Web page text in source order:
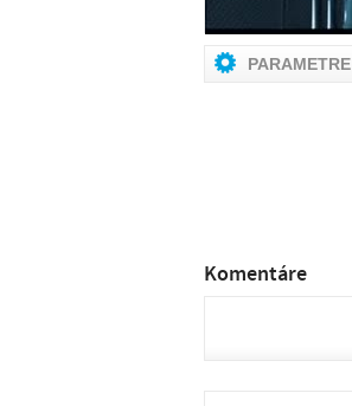
PARAMETRE
Komentáre